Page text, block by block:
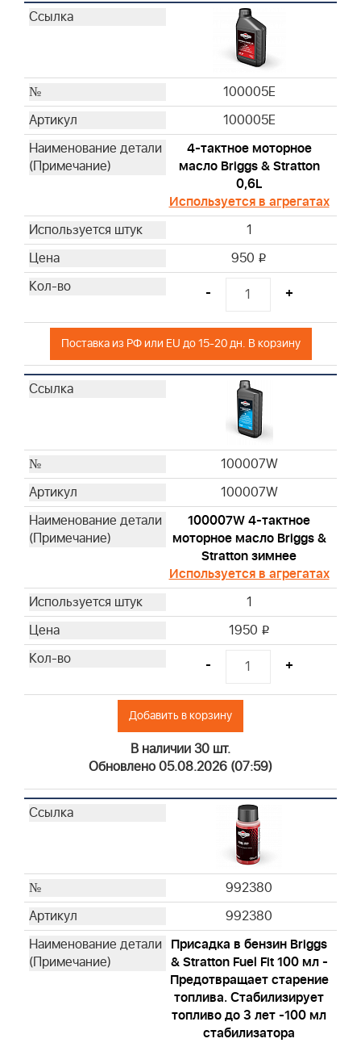
100005E
100005E
4-тактное моторное
масло Briggs & Stratton
0,6L
Используется в агрегатах
1
950 i
- +
Поставка из РФ или EU до 15-20 дн. В корзину
100007W
100007W
100007W 4-тактное
моторное масло Briggs &
Stratton зимнее
Используется в агрегатах
1
1950 i
- +
Добавить в корзину
В наличии 30 шт.
Обновлено 05.08.2026 (07:59)
992380
992380
Присадка в бензин Briggs
& Stratton Fuel Fit 100 мл -
Предотвращает старение
топлива. Стабилизирует
топливо до 3 лет -100 мл
стабилизатора